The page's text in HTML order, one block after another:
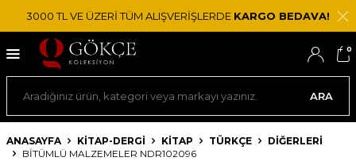
3000 TL VE ÜZERİ TÜM ALIŞVERİŞLERDE KARGO BEDAVA!
ARA
0
ANASAYFA KİTAP-DERGİ KITAP TÜRKÇE
DIĞERLERI
BITÜMLÜ MALZEMELER NDR102096